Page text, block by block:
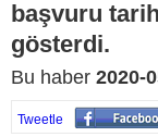
başvuru
gösterdi.
Bu haber 2020-
Tweetle